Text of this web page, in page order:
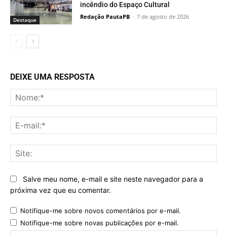
Destaque
incêndio do Espaço Cultural
Redação PautaPB - 7 de agosto de 2026
DEIXE UMA RESPOSTA
Salve meu nome, e-mail e site neste navegador para a
próxima vez que eu comentar.
Notifique-me sobre novos comentários por e-mail.
Notifique-me sobre novas publicações por e-mail.